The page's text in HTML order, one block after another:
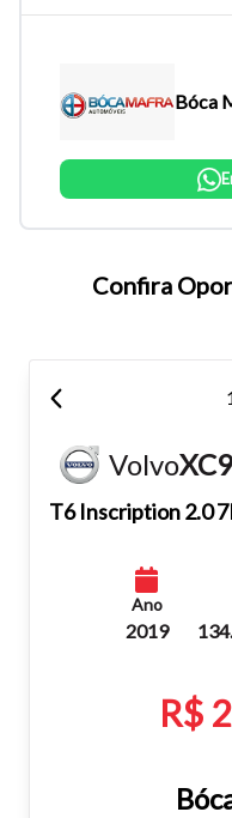
Tamanho do texto
atalhos Ctrl+ (para
teclado.
Bóca
Confira
Volvo
T6 Inscription 2.0
Ano
2019
R$